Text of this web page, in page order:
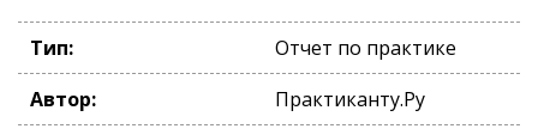
Тип:
Отчет по практике
Автор:
Практиканту.Ру